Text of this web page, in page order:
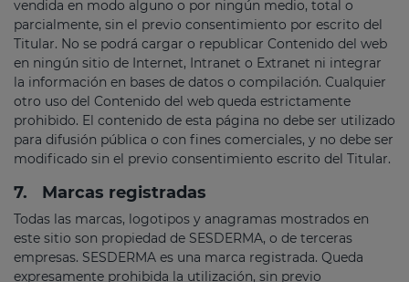
vendida en modo alguno o por ningún medio, total o
parcialmente, sin el previo consentimiento por escrito del
Titular. No se podrá cargar o republicar Contenido del web
en ningún sitio de Internet, Intranet o Extranet ni integrar
la información en bases de datos o compilación. Cualquier
otro uso del Contenido del web queda estrictamente
prohibido. El contenido de esta página no debe ser utilizado
para difusión pública o con fines comerciales, y no debe ser
modificado sin el previo consentimiento escrito del Titular.
7. Marcas registradas
Todas las marcas, logotipos y anagramas mostrados en
este sitio son propiedad de SESDERMA, o de terceras
empresas. SESDERMA es una marca registrada. Queda
expresamente prohibida la utilización, sin previo